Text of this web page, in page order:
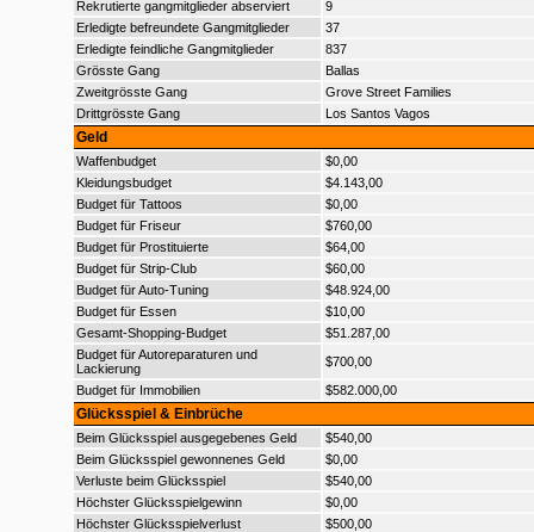
Rekrutierte gangmitglieder abserviert
9
Erledigte befreundete Gangmitglieder
37
Erledigte feindliche Gangmitglieder
837
Grösste Gang
Ballas
Zweitgrösste Gang
Grove Street Families
Drittgrösste Gang
Los Santos Vagos
Geld
Waffenbudget
$0,00
Kleidungsbudget
$4.143,00
Budget für Tattoos
$0,00
Budget für Friseur
$760,00
Budget für Prostituierte
$64,00
Budget für Strip-Club
$60,00
Budget für Auto-Tuning
$48.924,00
Budget für Essen
$10,00
Gesamt-Shopping-Budget
$51.287,00
Budget für Autoreparaturen und
Lackierung
$700,00
Budget für Immobilien
$582.000,00
Glücksspiel & Einbrüche
Beim Glücksspiel ausgegebenes Geld
$540,00
Beim Glücksspiel gewonnenes Geld
$0,00
Verluste beim Glücksspiel
$540,00
Höchster Glücksspielgewinn
$0,00
Höchster Glücksspielverlust
$500,00